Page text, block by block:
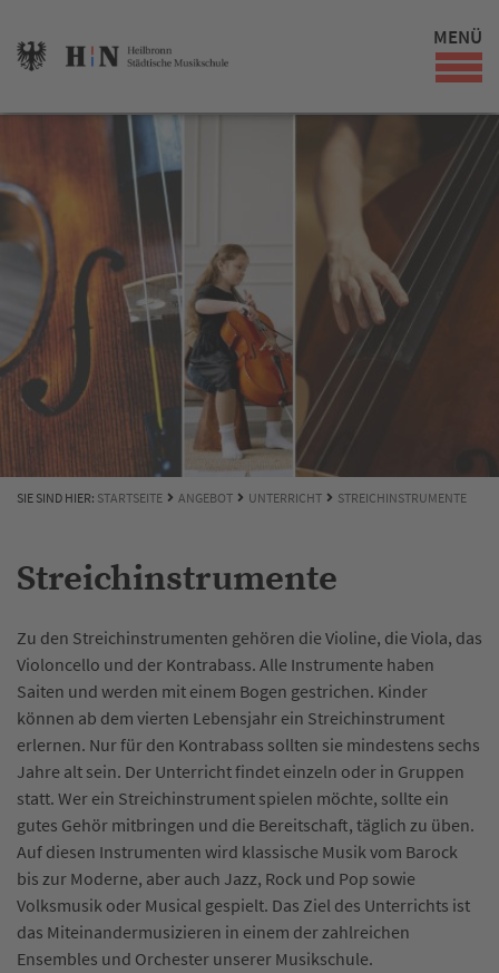
MENÜ
SIE SIND HIER: STARTSEITE ANGEBOT UNTERRICHT STREICHINSTRUMENTE
Streichinstrumente
Zu den Streichinstrumenten gehören die Violine, die Viola, das
Violoncello und der Kontrabass. Alle Instrumente haben
Saiten und werden mit einem Bogen gestrichen. Kinder
können ab dem vierten Lebensjahr ein Streichinstrument
erlernen. Nur für den Kontrabass sollten sie mindestens sechs
Jahre alt sein. Der Unterricht findet einzeln oder in Gruppen
statt. Wer ein Streichinstrument spielen möchte, sollte ein
gutes Gehör mitbringen und die Bereitschaft, täglich zu üben.
Auf diesen Instrumenten wird klassische Musik vom Barock
bis zur Moderne, aber auch Jazz, Rock und Pop sowie
Volksmusik oder Musical gespielt. Das Ziel des Unterrichts ist
das Miteinandermusizieren in einem der zahlreichen
Ensembles und Orchester unserer Musikschule.